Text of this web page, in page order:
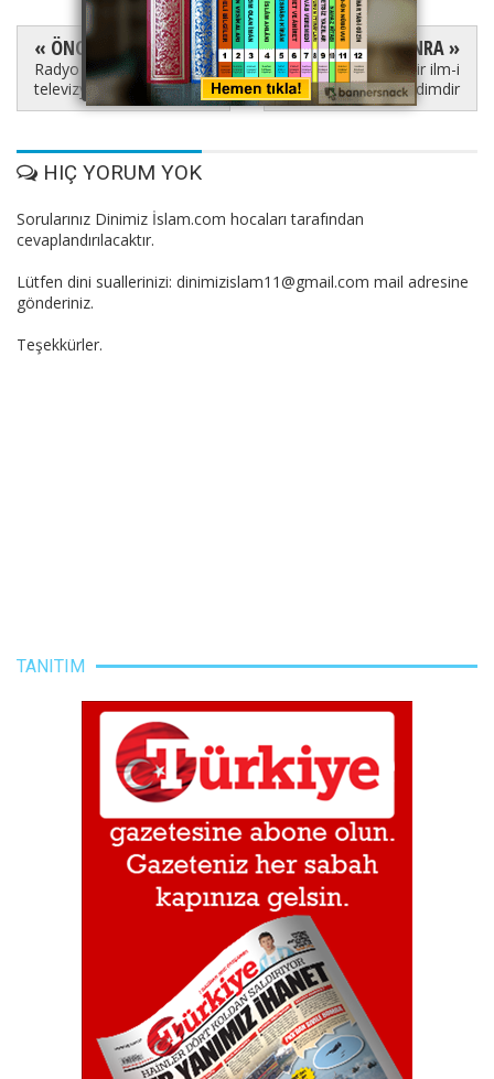
« ÖNCE
Radyo dinlemek,
televizyona bakmak
SONRA »
Kader, bir ilm-i
mütekaddimdir
HIÇ YORUM YOK
Sorularınız Dinimiz İslam.com hocaları tarafından
cevaplandırılacaktır.
Lütfen dini suallerinizi: dinimizislam11@gmail.com mail adresine
gönderiniz.
Teşekkürler.
TANITIM